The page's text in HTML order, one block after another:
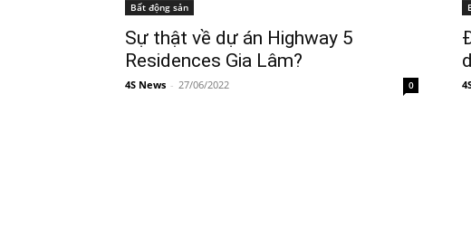
Bất động sản
Sự thật về dự án Highway 5
Residences Gia Lâm?
4S News - 27/06/2022 0